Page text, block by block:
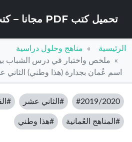
تحميل كتب PDF مجانا – كتب كو
الرئيسية
مناهج وحلول دراسية
ملخص واختبار في درس الشباب
اسم عُمان بجدارة (هذا وطني) الثاني
#2019/2020 #الثاني عشر
#المناهج العُمانية #هذا وطني